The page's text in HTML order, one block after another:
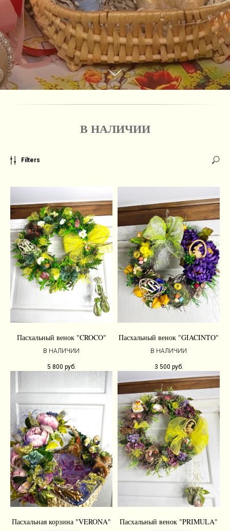
В НАЛИЧИИ
Filters
Пасхальный венок "CROCO"
В НАЛИЧИИ
5 800 руб.
Пасхальный венок "GIACINTO"
В НАЛИЧИИ
3 500 руб.
Пасхальная корзина "VERONA" Пасхальный венок "PRIMULA"